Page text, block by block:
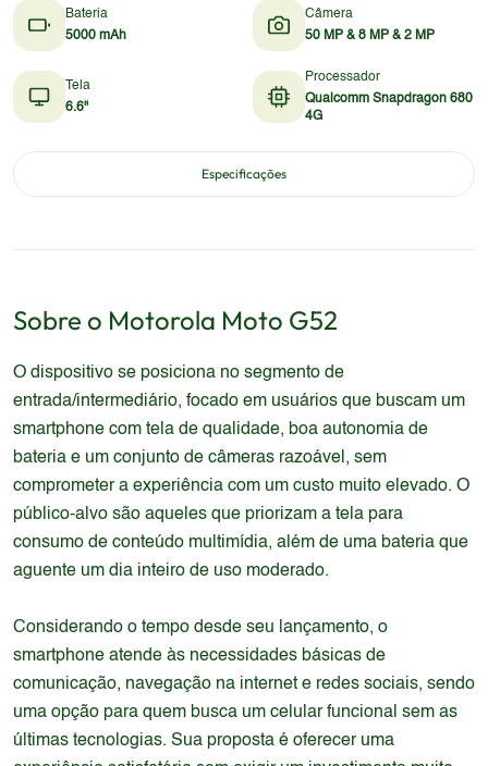
Bateria
5000 mAh
Câmera
50 MP & 8 MP & 2 MP
Tela
6.6"
Processador
Qualcomm Snapdragon 680
4G
Especificações
Sobre o Motorola Moto G52
O dispositivo se posiciona no segmento de
entrada/intermediário, focado em usuários que buscam um
smartphone com tela de qualidade, boa autonomia de
bateria e um conjunto de câmeras razoável, sem
comprometer a experiência com um custo muito elevado. O
público-alvo são aqueles que priorizam a tela para
consumo de conteúdo multimídia, além de uma bateria que
aguente um dia inteiro de uso moderado.
Considerando o tempo desde seu lançamento, o
smartphone atende às necessidades básicas de
comunicação, navegação na internet e redes sociais, sendo
uma opção para quem busca um celular funcional sem as
últimas tecnologias. Sua proposta é oferecer uma